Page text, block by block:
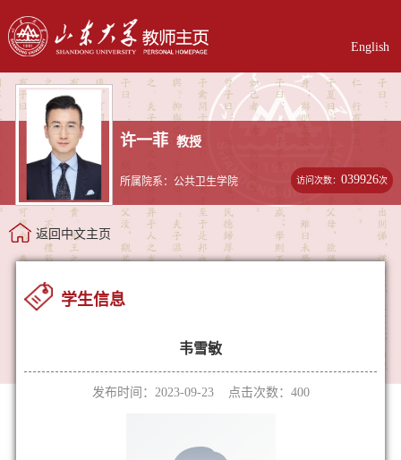
English
许一菲 教授
所属院系：公共卫生学院 访问次数：039926次
返回中文主页
学生信息
韦雪敏
发布时间：2023-09-23 点击次数： 400